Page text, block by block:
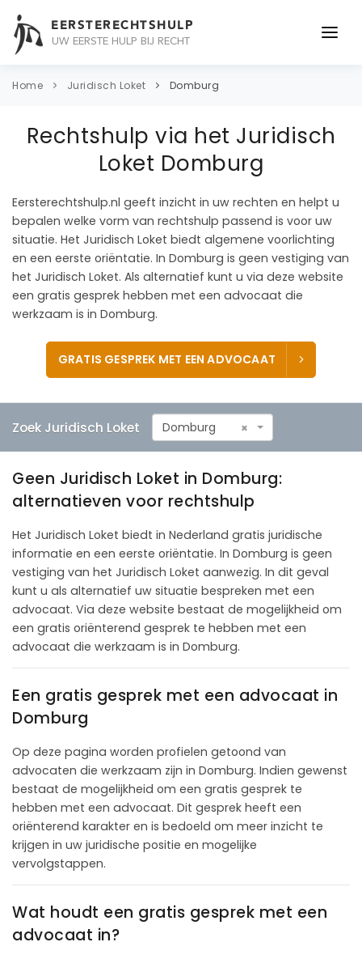
EERSTERECHTSHULP
UW EERSTE HULP BIJ RECHT
ONDERWERPEN
CONTACT
Home Juridisch Loket Domburg
Rechtshulp via het Juridisch
Loket Domburg
Eersterechtshulp.nl geeft inzicht in uw rechten en helpt u
bepalen welke vorm van rechtshulp passend is voor uw
situatie. Het Juridisch Loket biedt algemene voorlichting
en een eerste oriëntatie. In Domburg is geen vestiging van
het Juridisch Loket. Als alternatief kunt u via deze website
een gratis gesprek hebben met een advocaat die
werkzaam is in Domburg.
GRATIS GESPREK MET EEN ADVOCAAT
Zoek Juridisch Loket ×
Domburg
Geen Juridisch Loket in Domburg:
alternatieven voor rechtshulp
Het Juridisch Loket biedt in Nederland gratis juridische
informatie en een eerste oriëntatie. In Domburg is geen
vestiging van het Juridisch Loket aanwezig. In dit geval
kunt u als alternatief uw situatie bespreken met een
advocaat. Via deze website bestaat de mogelijkheid om
een gratis oriënterend gesprek te hebben met een
advocaat die werkzaam is in Domburg.
Een gratis gesprek met een advocaat in
Domburg
Op deze pagina worden profielen getoond van
advocaten die werkzaam zijn in Domburg. Indien gewenst
bestaat de mogelijkheid om een gratis gesprek te
hebben met een advocaat. Dit gesprek heeft een
oriënterend karakter en is bedoeld om meer inzicht te
krijgen in uw juridische positie en mogelijke
vervolgstappen.
Wat houdt een gratis gesprek met een
advocaat in?